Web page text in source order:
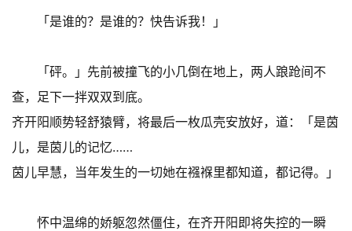
「是谁的？是谁的？快告诉我！」
「砰。」先前被撞飞的小几倒在地上，两人踉跄间不
查，足下一拌双双到底。
齐开阳顺势轻舒猿臂，将最后一枚瓜壳安放好，道：「是茵
儿，是茵儿的记忆……
茵儿早慧，当年发生的一切她在襁褓里都知道，都记得。」
怀中温绵的娇躯忽然僵住，在齐开阳即将失控的一瞬